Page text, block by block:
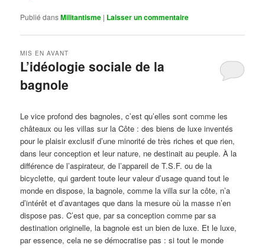
Publié dansMilitantisme | Laisser un commentaire
L’idéologie sociale de la
bagnole
MIS EN AVANT
Le vice profond des bagnoles, c’est qu’elles sont comme les
châteaux ou les villas sur la Côte : des biens de luxe inventés
pour le plaisir exclusif d’une minorité de très riches et que rien,
dans leur conception et leur nature, ne destinait au peuple. À la
différence de l’aspirateur, de l’appareil de T.S.F. ou de la
bicyclette, qui gardent toute leur valeur d’usage quand tout le
monde en dispose, la bagnole, comme la villa sur la côte, n’a
d’intérêt et d’avantages que dans la mesure où la masse n’en
dispose pas. C’est que, par sa conception comme par sa
destination originelle, la bagnole est un bien de luxe. Et le luxe,
par essence, cela ne se démocratise pas : si tout le monde